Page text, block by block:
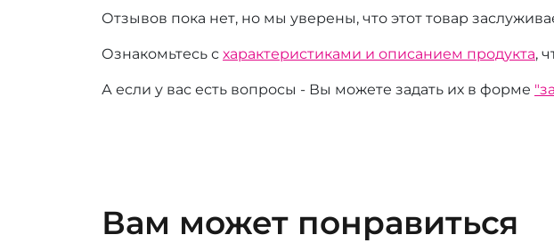
Отзывов пока нет, но мы уверены, что этот товар
Ознакомьтесь с характеристиками и описанием продукта,
А если у вас есть вопросы - Вы можете задать их в форме
Вам может понравиться